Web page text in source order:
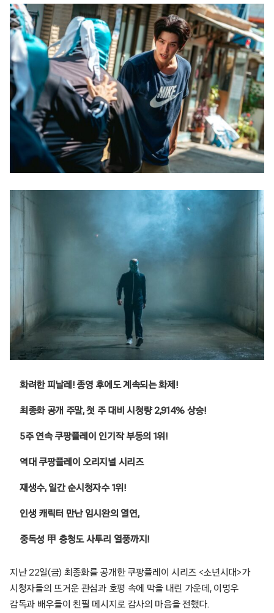
화려한 피날레! 종영 후에도 계속되는 화제!
최종화 공개 주말, 첫 주 대비 시청량 2,914% 상승!
5주 연속 쿠팡플레이 인기작 부동의 1위!
역대 쿠팡플레이 오리지널 시리즈
재생수, 일간 순시청자수 1위!
인생 캐릭터 만난 임시완의 열연,
중독성 甲 충청도 사투리 열풍까지!
지난 22일(금) 최종화를 공개한 쿠팡플레이 시리즈 <소년시대>가
시청자들의 뜨거운 관심과 호평 속에 막을 내린 가운데, 이명우
감독과 배우들이 친필 메시지로 감사의 마음을 전했다.